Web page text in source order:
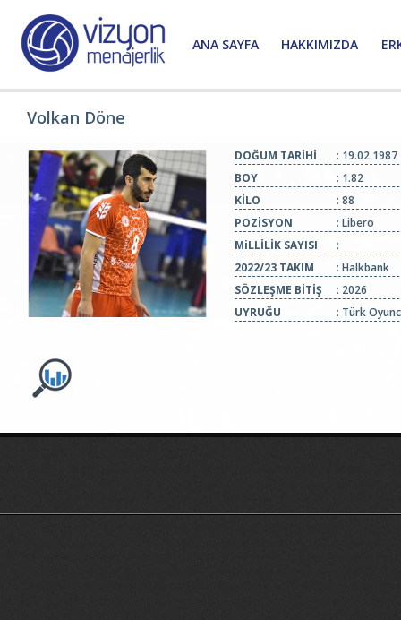
ANA SAYFA HAKKIMIZDA
Volkan Döne
DOĞUM TARİHİ
: 19.02.1987
BOY
: 1.82
KİLO
: 88
POZİSYON
: Libero
MiLLİLİK SAYISI
:
2022/23 TAKIM
: Halkbank
SÖZLEŞME BİTİŞ
: 2026
UYRUĞU
: Türk